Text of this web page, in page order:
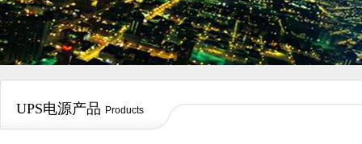
UPS电源产品 Products